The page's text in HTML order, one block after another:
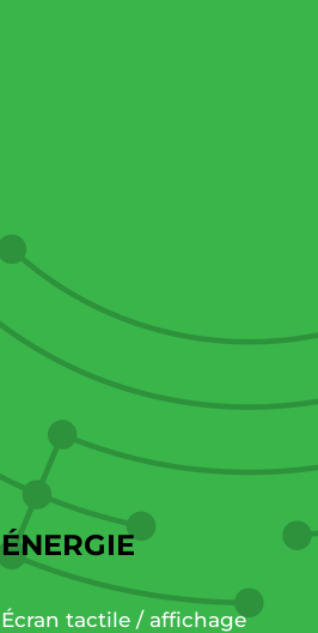
ÉNERGIE
Écran tactile / affichage